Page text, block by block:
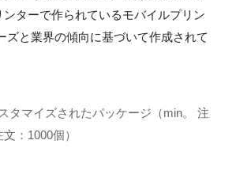
ターで作られているモバイルプリン
と業界の傾向に基づいて作成されて
タマイズされたパッケージ（min。 注
：1000個）